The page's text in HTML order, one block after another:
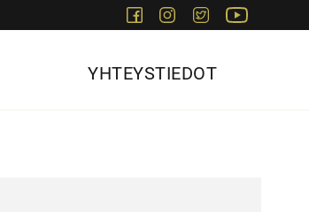
FacebookInstagram
Twitter
YHTEYSTIEDOT